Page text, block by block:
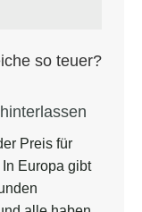
so teuer?
Preis für
Europa gibt